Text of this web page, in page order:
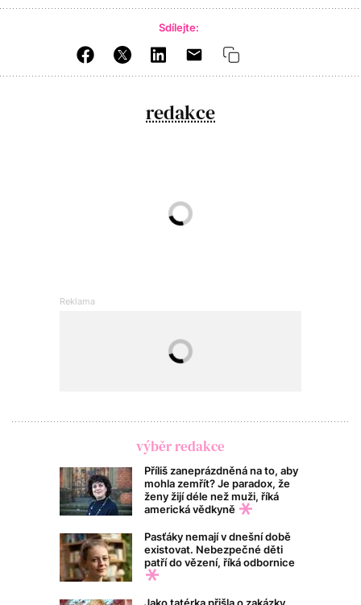
Sdílejte:
redakce
výběr redakce
Příliš zaneprázdněná na to, aby
mohla zemřít? Je paradox, že
ženy žijí déle než muži, říká
americká vědkyně
Pasťáky nemají v dnešní době
existovat. Nebezpečné děti
patří do vězení, říká odbornice